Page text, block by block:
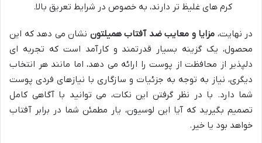
کرم های غلیظ تر دارند، به خصوص در شرایط تعریق بالا.
در نهایت، مزایا و معایب ضد آفتاب همیلتون نشان می دهد که این
محصول، یک گزینه بسیار قدرتمند و کارآمد است که تجربه ای
دلپذیر از محافظت از پوست را ارائه می دهد، اما مانند هر انتخاب
دیگری، نیاز به توجه به جزئیات و سازگاری با نیازهای فردی پوست
شما دارد. با در نظر گرفتن این نکات، می توانید با آگاهی کامل
تصمیم بگیرید که آیا این لوسیون، یار مطمئن شما در برابر آفتاب
خواهد بود یا خیر.